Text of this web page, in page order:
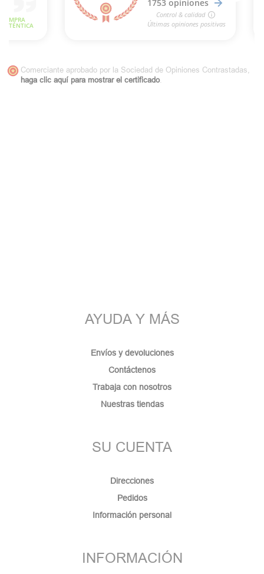
Comerciante aprobado por la Sociedad de Opiniones Contrastadas,
haga clic aquí para mostrar el certificado.
AYUDA Y MÁS
Envíos y devoluciones
Contáctenos
Trabaja con nosotros
Nuestras tiendas
SU CUENTA
Direcciones
Pedidos
Información personal
INFORMACIÓN